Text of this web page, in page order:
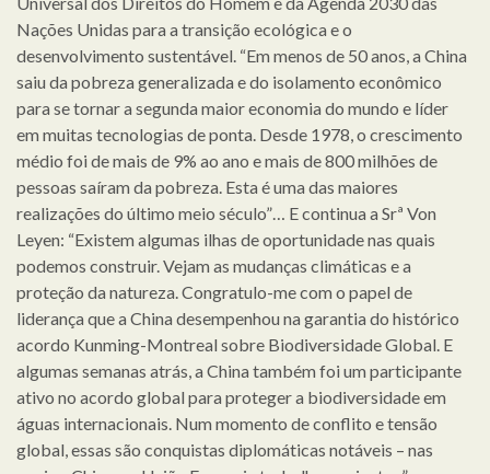
Nações Unidas para a transição ecológica e o
desenvolvimento sustentável. “Em menos de 50 anos, a China
saiu da pobreza generalizada e do isolamento econômico
para se tornar a segunda maior economia do mundo e líder
em muitas tecnologias de ponta. Desde 1978, o crescimento
médio foi de mais de 9% ao ano e mais de 800 milhões de
pessoas saíram da pobreza. Esta é uma das maiores
realizações do último meio século”… E continua a Srª Von
Leyen: “Existem algumas ilhas de oportunidade nas quais
podemos construir. Vejam as mudanças climáticas e a
proteção da natureza. Congratulo-me com o papel de
liderança que a China desempenhou na garantia do histórico
acordo Kunming-Montreal sobre Biodiversidade Global. E
algumas semanas atrás, a China também foi um participante
ativo no acordo global para proteger a biodiversidade em
águas internacionais. Num momento de conflito e tensão
global, essas são conquistas diplomáticas notáveis – nas